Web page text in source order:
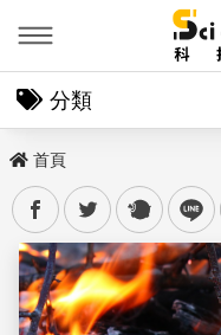
分類
首頁
facebooktwitter plurk line